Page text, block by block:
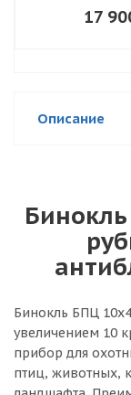
17
Описание
Бинокль БПЦ
увеличением 10
прибор для
птиц, животных,